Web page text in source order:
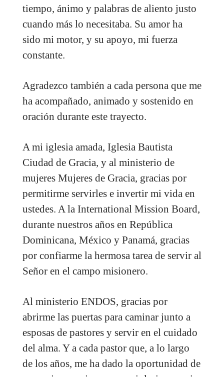
tiempo, ánimo y palabras de aliento justo
cuando más lo necesitaba. Su amor ha
sido mi motor, y su apoyo, mi fuerza
constante.
Agradezco también a cada persona que me
ha acompañado, animado y sostenido en
oración durante este trayecto.
A mi iglesia amada, Iglesia Bautista
Ciudad de Gracia, y al ministerio de
mujeres Mujeres de Gracia, gracias por
permitirme servirles e invertir mi vida en
ustedes. A la International Mission Board,
durante nuestros años en República
Dominicana, México y Panamá, gracias
por confiarme la hermosa tarea de servir al
Señor en el campo misionero.
Al ministerio ENDOS, gracias por
abrirme las puertas para caminar junto a
esposas de pastores y servir en el cuidado
del alma. Y a cada pastor que, a lo largo
de los años, me ha dado la oportunidad de